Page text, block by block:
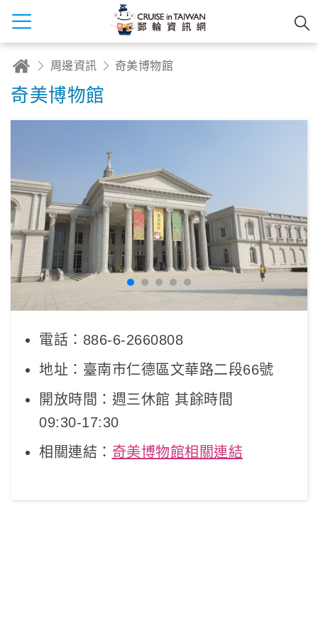
周邊資訊 奇美博物館
奇美博物館
電話：886-6-2660808
地址：臺南市仁德區文華路二段66號
開放時間：週三休館 其餘時間
09:30-17:30
相關連結： 奇美博物館相關連結